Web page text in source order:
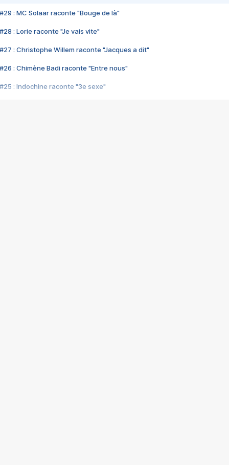
#29 : MC Solaar raconte "Bouge de là"
#28 : Lorie raconte "Je vais vite"
#27 : Christophe Willem raconte "Jacques a dit"
#26 : Chimène Badi raconte "Entre nous"
#25 : Indochine raconte "3e sexe"